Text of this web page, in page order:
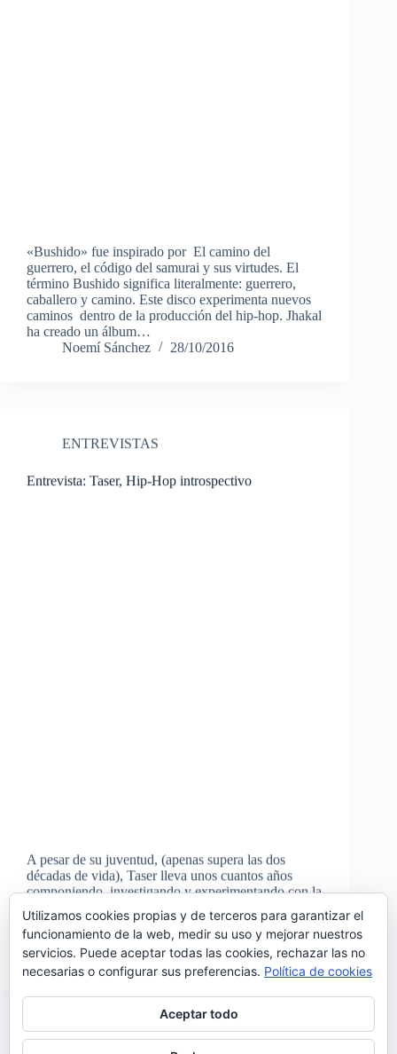
«Bushido» fue inspirado por El camino del
guerrero, el código del samurai y sus virtudes. El
término Bushido significa literalmente: guerrero,
caballero y camino. Este disco experimenta nuevos
caminos dentro de la producción del hip-hop. Jhakal
ha creado un álbum…
Noemí Sánchez
28/10/2016
ENTREVISTAS
Entrevista: Taser, Hip-Hop introspectivo
A pesar de su juventud, (apenas supera las dos
décadas de vida), Taser lleva unos cuantos años
componiendo, investigando y experimentando con la
música instrumental. Todo este aprendizaje obtenido
navegando entre el hip-hop, el lo-fi, el trip hop y
otros…
Noemí Sánchez
28/09/2016
Utilizamos cookies propias y de terceros para garantizar el
funcionamiento de la web, medir su uso y mejorar nuestros
servicios. Puede aceptar todas las cookies, rechazar las no
necesarias o configurar sus preferencias. Política de cookies
Aceptar todo